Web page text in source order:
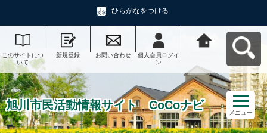
ひらがなをつける
このサイトにつ
いて
新規登録 お問い合わせ
個人会員ログイ
ン
ナビへ戻る
旭川市民活動情報サイト CoCoナビ
メニュー